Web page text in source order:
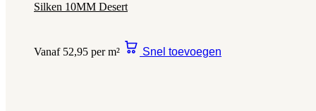
Silken 10MM Desert
Vanaf 52,95 per m² Snel toevoegen